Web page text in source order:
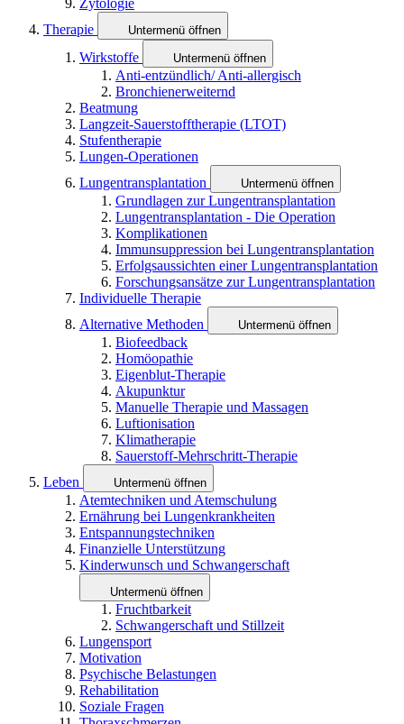
Zytologie
Therapie
Untermenü öffnen
Wirkstoffe Untermenü öffnen
Anti-entzündlich/ Anti-allergisch
Bronchienerweiternd
Beatmung
Langzeit-Sauerstofftherapie (LTOT)
Stufentherapie
Lungen-Operationen
Lungentransplantation
Untermenü öffnen
Grundlagen zur Lungentransplantation
Lungentransplantation - Die Operation
Komplikationen
Immunsuppression bei Lungentransplantation
Erfolgsaussichten einer Lungentransplantation
Forschungsansätze zur Lungentransplantation
Individuelle Therapie
Alternative Methoden
Untermenü öffnen
Biofeedback
Homöopathie
Eigenblut-Therapie
Akupunktur
Manuelle Therapie und Massagen
Luftionisation
Klimatherapie
Sauerstoff-Mehrschritt-Therapie
Leben
Untermenü öffnen
Atemtechniken und Atemschulung
Ernährung bei Lungenkrankheiten
Entspannungstechniken
Finanzielle Unterstützung
Kinderwunsch und Schwangerschaft
Untermenü öffnen
Fruchtbarkeit
Schwangerschaft und Stillzeit
Lungensport
Motivation
Psychische Belastungen
Rehabilitation
Soziale Fragen